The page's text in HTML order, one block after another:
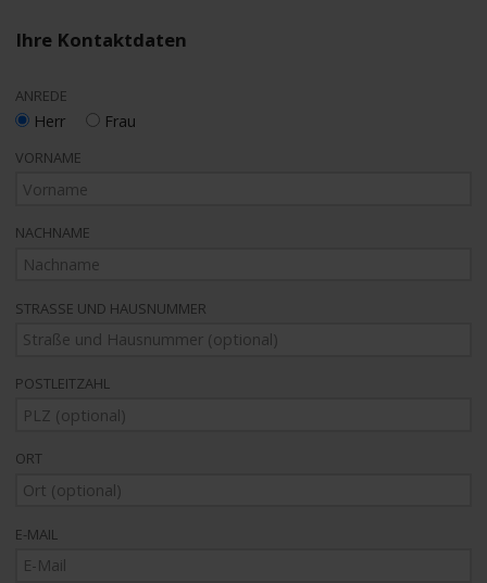
Ihre Kontaktdaten
ANREDE
Herr Frau
VORNAME
NACHNAME
STRASSE UND HAUSNUMMER
POSTLEITZAHL
ORT
E-MAIL